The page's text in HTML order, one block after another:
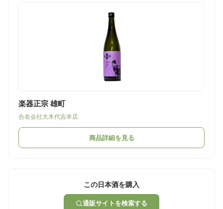
楽器正宗 雄町
合名会社大木代吉本店
商品詳細を見る
この日本酒を購入
通販サイトを検索する